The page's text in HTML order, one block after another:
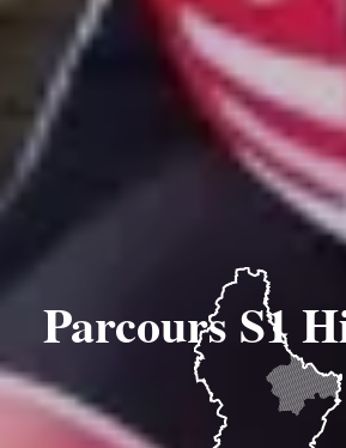
Parcours S1